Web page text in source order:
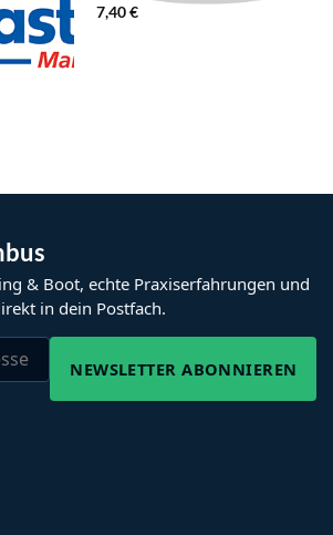
7,40€
& Boot, echte Praxiserfahrungen und
in dein Postfach.
NEWSLETTER ABONNIEREN